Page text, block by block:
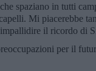
spaziano in tutti
Mi piacerebbe
il ricordo di
per il